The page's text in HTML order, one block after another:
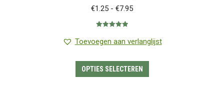
€1.25 - €7.95Prijsklasse:
€7.95
5.00 uit 5
Toevoegen aan verlanglijst
OPTIES SELECTEREN